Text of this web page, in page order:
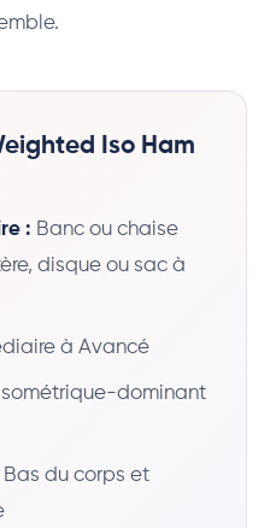
Iso Ham
: Banc ou chaise
disque ou sac à
à Avancé
dominant
Bas du corps et